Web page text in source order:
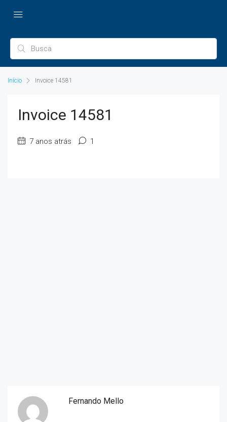
Início Invoice 14581
Invoice 14581
7 anos atrás 1
Fernando Mello